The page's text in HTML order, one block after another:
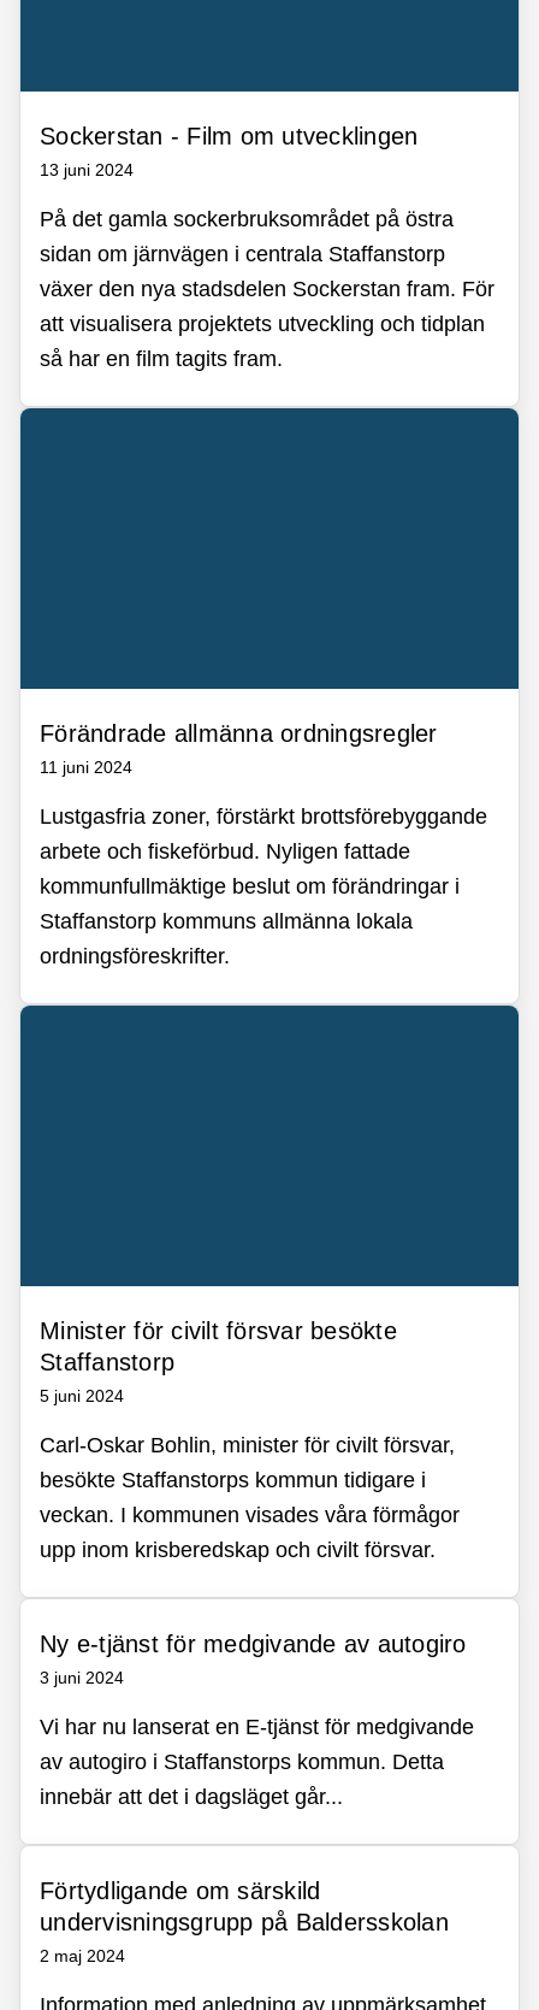
Sockerstan - Film om utvecklingen
13 juni 2024
På det gamla sockerbruksområdet på östra
sidan om järnvägen i centrala Staffanstorp
växer den nya stadsdelen Sockerstan fram. För
att visualisera projektets utveckling och tidplan
så har en film tagits fram.
Förändrade allmänna ordningsregler
11 juni 2024
Lustgasfria zoner, förstärkt brottsförebyggande
arbete och fiskeförbud. Nyligen fattade
kommunfullmäktige beslut om förändringar i
Staffanstorp kommuns allmänna lokala
ordningsföreskrifter.
Minister för civilt försvar besökte
Staffanstorp
5 juni 2024
Carl-Oskar Bohlin, minister för civilt försvar,
besökte Staffanstorps kommun tidigare i
veckan. I kommunen visades våra förmågor
upp inom krisberedskap och civilt försvar.
Ny e-tjänst för medgivande av autogiro
3 juni 2024
Vi har nu lanserat en E-tjänst för medgivande
av autogiro i Staffanstorps kommun. Detta
innebär att det i dagsläget går...
Förtydligande om särskild
undervisningsgrupp på Baldersskolan
2 maj 2024
Information med anledning av uppmärksamhet